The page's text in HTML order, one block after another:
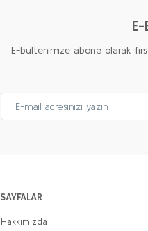
E-bültenimize abone olarak
SAYFALAR
Hakkımızda